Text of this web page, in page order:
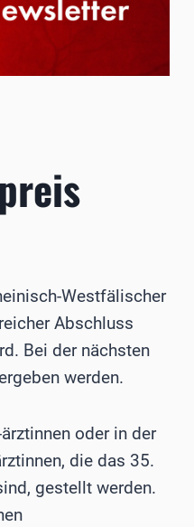
Westfälischer
Abschluss
Bei der nächsten
werden.
oder in der
die das 35.
gestellt werden.